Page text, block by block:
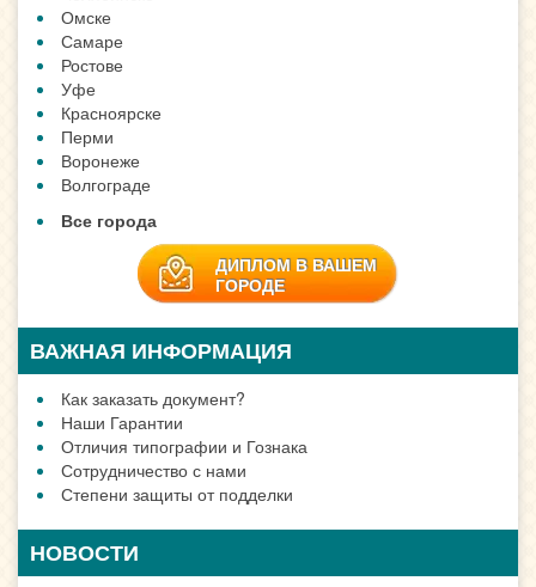
Омске
Самаре
Ростове
Уфе
Красноярске
Перми
Воронеже
Волгограде
Все города
ДИПЛОМ В ВАШЕМ
ГОРОДЕ
ВАЖНАЯ ИНФОРМАЦИЯ
Как заказать документ?
Наши Гарантии
Отличия типографии и Гознака
Сотрудничество с нами
Степени защиты от подделки
НОВОСТИ